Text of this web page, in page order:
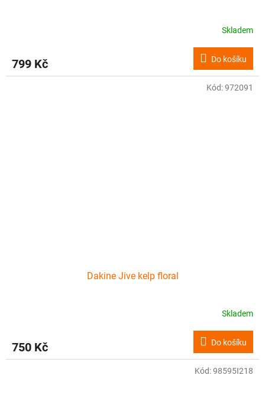
Skladem
799 Kč Do košíku
Dakine Jive kelp floral
Skladem
750 Kč Do košíku
Kód:972091
Kód:98595I218